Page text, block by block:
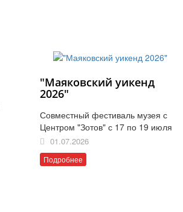
"Маяковский уикенд
2026"
Совместный фестиваль музея с
Центром "Зотов" с 17 по 19 июля
01.07.2026
Подробнее